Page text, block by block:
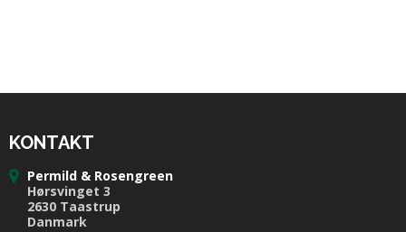
KONTAKT
Permild & Rosengreen
Hørsvinget 3
2630 Taastrup
Danmark